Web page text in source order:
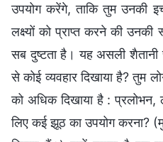
उपयोग करेंगे, ताकि तुम उनकी
लक्ष्यों को प्राप्त करने की उनकी
सब दुष्टता है। यह असली शैतानी
से कोई व्यवहार दिखाया है? तुम
को अधिक दिखाया है :
लिए कई झूठ का उपयोग करना?